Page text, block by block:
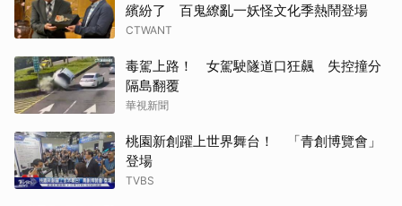
繽紛了 百鬼繚亂一妖怪文化季熱鬧登場
CTWANT
毒駕上路！ 女駕駛隧道口狂飆 失控撞分
隔島翻覆
華視新聞
桃園新創躍上世界舞台！ 「青創博覽會」
登場
TVBS